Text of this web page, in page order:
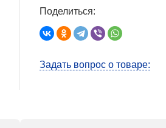
Поделиться:
Задать вопрос о товаре: